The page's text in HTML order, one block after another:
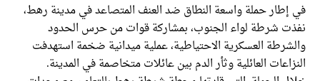
حملة واسعة النطاق ضد العنف المتصاعد في مدينة رهط،
شرطة لواء الجنوب، بمشاركة قوات من حرس الحدود
العسكرية الاحتياطية، عملية ميدانية ضخمة استهدفت
العائلية وثأر الدم بين عائلات متخاصمة في المدينة.